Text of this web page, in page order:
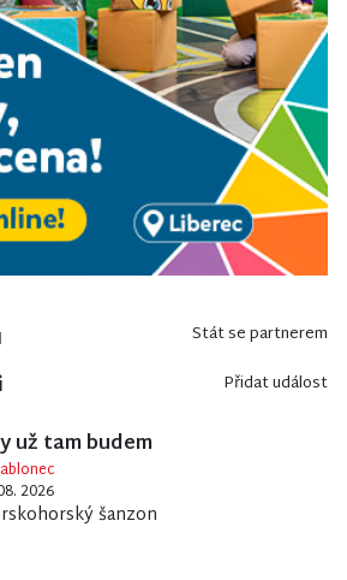
Stát se partnerem
Přidat událost
už tam budem
2026
šanzon